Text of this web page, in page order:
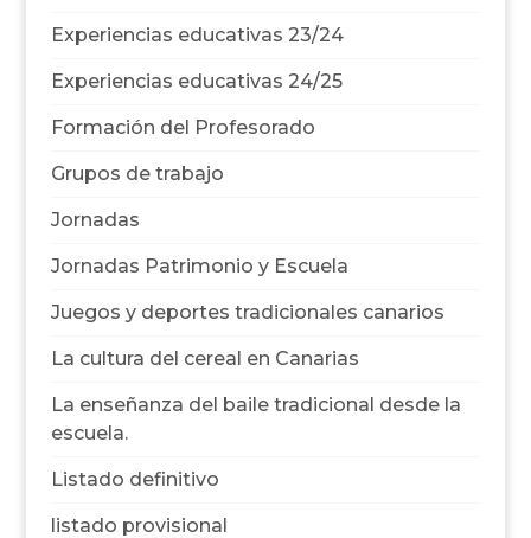
Experiencias educativas 23/24
Experiencias educativas 24/25
Formación del Profesorado
Grupos de trabajo
Jornadas
Jornadas Patrimonio y Escuela
Juegos y deportes tradicionales canarios
La cultura del cereal en Canarias
La enseñanza del baile tradicional desde la
escuela.
Listado definitivo
listado provisional